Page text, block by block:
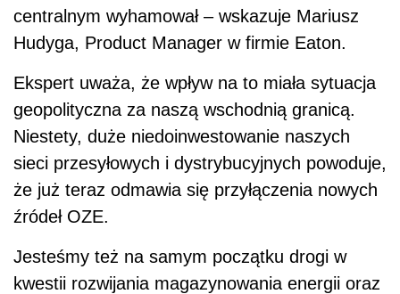
centralnym wyhamował – wskazuje Mariusz
Hudyga, Product Manager w firmie Eaton.
Ekspert uważa, że wpływ na to miała sytuacja
geopolityczna za naszą wschodnią granicą.
Niestety, duże niedoinwestowanie naszych
sieci przesyłowych i dystrybucyjnych powoduje,
że już teraz odmawia się przyłączenia nowych
źródeł OZE.
Jesteśmy też na samym początku drogi w
kwestii rozwijania magazynowania energii oraz